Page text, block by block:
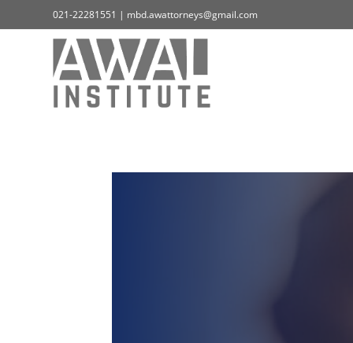
021-22281551 | mbd.awattorneys@gmail.com